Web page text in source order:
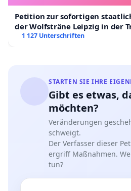
zusätzliche Schulungen
Auffrischungskurse zur
absolvieren.
die Justiz schnell und
Verzögerungen bei der
verschlimmern nur den
und verstärken das Gefühl
Ungerechtigkeit.
Schlussfolgerung
Die Initiative "Gerechtigkeit
Petition zur sofortigen
der Wolfsträne Leipzig in der
1 127 Unterschriften
STARTEN SIE IHRE
Gibt es etwas,
möchten?
Veränderungen
schweigt.
Der Verfasser dieser
ergriff Maßnahmen.
tun?